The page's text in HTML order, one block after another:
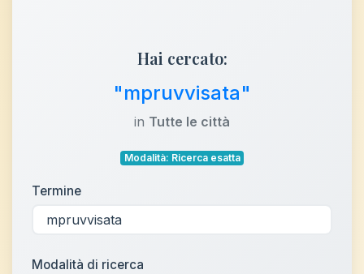
Hai cercato:
"mpruvvisata"
in Tutte le città
Modalità: Ricerca esatta
Termine
Modalità di ricerca